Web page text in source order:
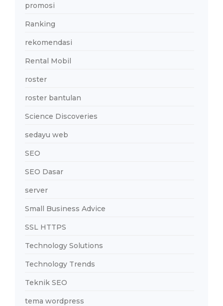
promosi
Ranking
rekomendasi
Rental Mobil
roster
roster bantulan
Science Discoveries
sedayu web
SEO
SEO Dasar
server
Small Business Advice
SSL HTTPS
Technology Solutions
Technology Trends
Teknik SEO
tema wordpress